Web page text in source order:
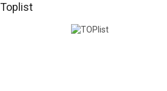
Toplist